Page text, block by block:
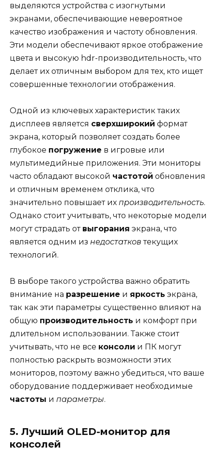
выделяются устройства с изогнутыми
экранами, обеспечивающие невероятное
качество изображения и частоту обновления.
Эти модели обеспечивают яркое отображение
цвета и высокую hdr-производительность, что
делает их отличным выбором для тех, кто ищет
совершенные технологии отображения.
Одной из ключевых характеристик таких
дисплеев является сверхширокий формат
экрана, который позволяет создать более
глубокое погружение в игровые или
мультимедийные приложения. Эти мониторы
часто обладают высокой частотой обновления
и отличным временем отклика, что
значительно повышает их производительность.
Однако стоит учитывать, что некоторые модели
могут страдать от выгорания экрана, что
является одним из недостатков текущих
технологий.
В выборе такого устройства важно обратить
внимание на разрешение и яркость экрана,
так как эти параметры существенно влияют на
общую производительность и комфорт при
длительном использовании. Также стоит
учитывать, что не все консоли и ПК могут
полностью раскрыть возможности этих
мониторов, поэтому важно убедиться, что ваше
оборудование поддерживает необходимые
частоты и параметры.
5. Лучший OLED-монитор для
консолей